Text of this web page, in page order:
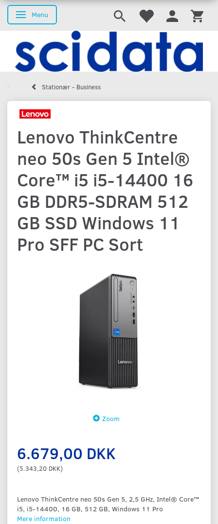
Skifte navigation
Menu
Stationær - Business
Lenovo ThinkCentre
neo 50s Gen 5 Intel®
Core™ i5 i5-14400 16
GB DDR5-SDRAM 512
GB SSD Windows 11
Pro SFF PC Sort
Zoom
6.679,00 DKK
(5.343,20 DKK)
Lenovo ThinkCentre neo 50s Gen 5, 2,5 GHz, Intel® Core™
i5, i5-14400, 16 GB, 512 GB, Windows 11 Pro
Mere information